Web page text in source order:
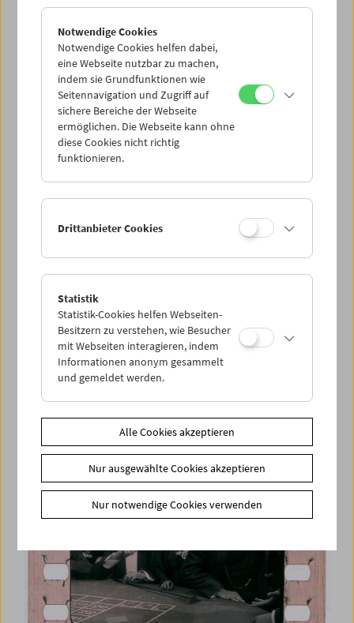
Alwin Neuß
1916
Deutschland (bis 1945)
Decla-Film-Gesellschaft Holz & Co.
Kommentar: STREICHHÖLZER, KAUFT STREICHHÖLZER!
Kader von diesem Film:54
Rudolf Del Zopp
1916
Deutschland (bis 1945)
Atlantic-Film Aarhus GmbH
Kommentar: SPIEL IST AUS, DAS
Kader von diesem Film:30
Notwendige Cookies
Notwendige Cookies helfen dabei,
eine Webseite nutzbar zu machen,
indem sie Grundfunktionen wie
Seitennavigation und Zugriff auf
sichere Bereiche der Webseite
ermöglichen. Die Webseite kann ohne
diese Cookies nicht richtig
funktionieren.
Drittanbieter Cookies
Statistik
Statistik-Cookies helfen Webseiten-
Besitzern zu verstehen, wie Besucher
mit Webseiten interagieren, indem
Informationen anonym gesammelt
und gemeldet werden.
Alle Cookies akzeptieren
Nur ausgewählte Cookies akzeptieren
Nur notwendige Cookies verwenden